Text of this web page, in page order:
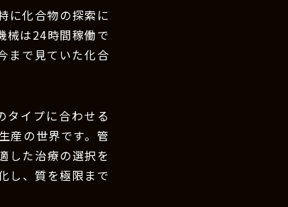
に化合物の探索に
械は24時間稼働で
まで見ていた化合
タイプに合わせる
産の世界です。管
した治療の選択を
し、質を極限まで